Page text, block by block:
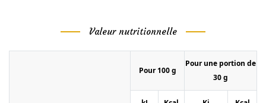
Valeur nutritionnelle
Pour 100 g
Pour une portion de
30 g